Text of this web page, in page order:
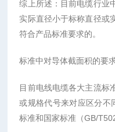
综上所述：目前电缆行业
实际直径小于标称直径或
符合产品标准要求的。
标准中对导体截面积的要
目前电线电缆各大主流标
或规格代号来对应区分不
标准和国家标准（GB/